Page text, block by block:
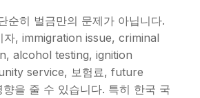
순히 벌금만의 문제가 아닙니다.
자, immigration issue, criminal
alcohol testing, ignition
service, 보험료, future
을 줄 수 있습니다. 특히 한국 국